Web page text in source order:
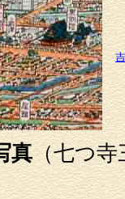
真（七つ寺